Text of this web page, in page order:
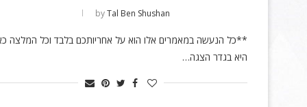
byTal Ben Shushan
**כל הנעשה במאמרים אלו הוא על אחריותכם בלבד וכל המלצה
היא בגדר הצגה…